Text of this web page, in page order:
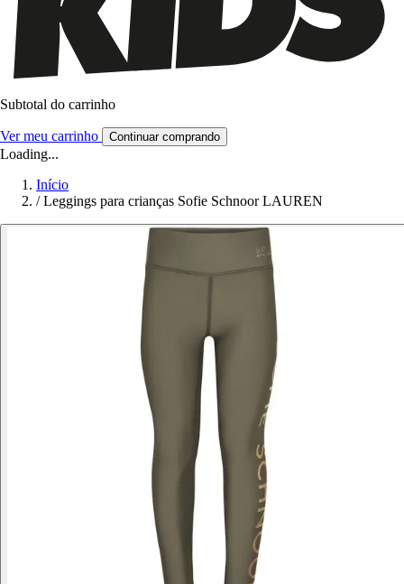
Subtotal do carrinho
Ver meu carrinho Continuar comprando
Loading...
Início
/ Leggings para crianças Sofie Schnoor LAUREN